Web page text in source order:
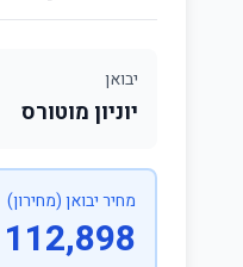
יבואן
יוניון מוטורס
מחיר יבואן (מחירון)
112,898 ₪